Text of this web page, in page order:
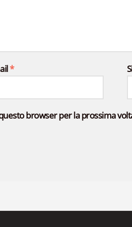
*
browser per la prossima